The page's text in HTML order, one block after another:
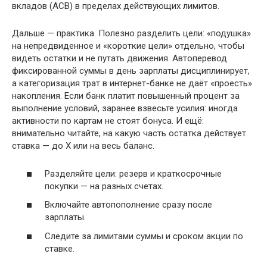
вкладов (АСВ) в пределах действующих лимитов.
Дальше — практика. Полезно разделить цели: «подушка»
на непредвиденное и «короткие цели» отдельно, чтобы
видеть остатки и не путать движения. Автоперевод
фиксированной суммы в день зарплаты дисциплинирует,
а категоризация трат в интернет-банке не даёт «проесть»
накопления. Если банк платит повышенный процент за
выполнение условий, заранее взвесьте усилия: иногда
активности по картам не стоят бонуса. И ещё:
внимательно читайте, на какую часть остатка действует
ставка — до X или на весь баланс.
Разделяйте цели: резерв и краткосрочные
покупки — на разных счетах.
Включайте автопополнение сразу после
зарплаты.
Следите за лимитами суммы и сроком акции по
ставке.